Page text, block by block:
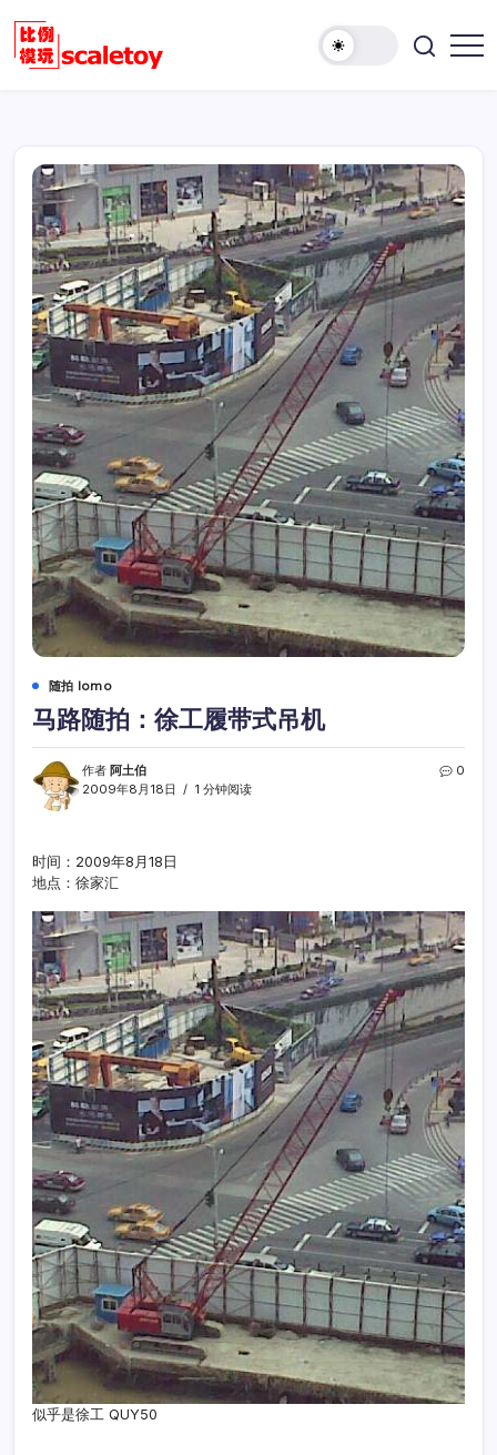
正
欢
例
模
型
玩
具
天
地！
随拍 lomo
马路随拍：徐工履带式吊机
作者 阿土伯
2009年8月18日
1 分钟阅读
0
时间：2009年8月18日
地点：徐家汇
似乎是徐工 QUY50